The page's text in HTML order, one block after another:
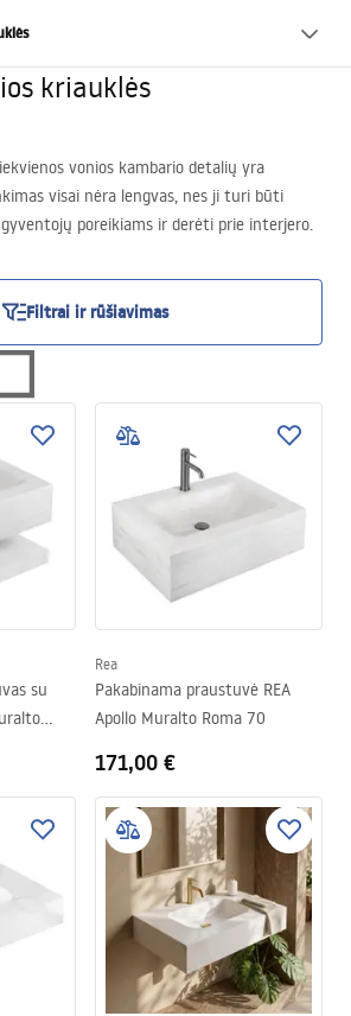
kriauklės
vonios kambario detalių yra
visai nėra lengvas, nes ji turi būti
poreikiams ir derėti prie interjero.
to, neišblėsta susidomėjimas
kurie yra universalus pasirinkimas bet kuriai
Filtrai ir rūšiavimas
su
Rea
Pakabinama praustuvė REA
Apollo Muralto Roma 70
171,00 €